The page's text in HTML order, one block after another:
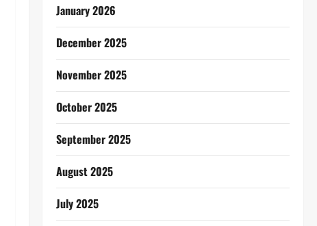
January 2026
December 2025
November 2025
October 2025
September 2025
August 2025
July 2025